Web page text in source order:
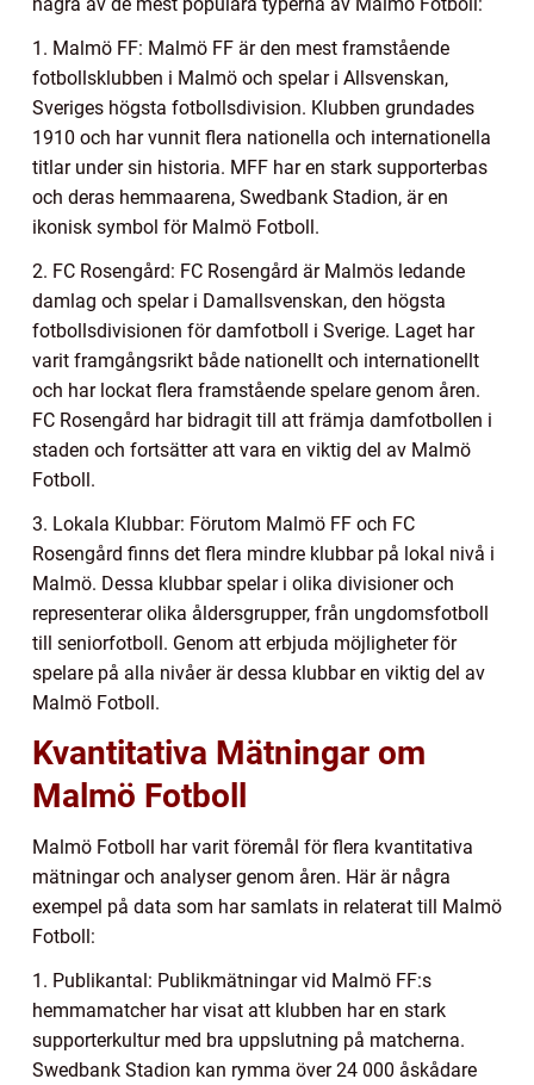
1. Malmö FF: Malmö FF är den mest framstående
fotbollsklubben i Malmö och spelar i Allsvenskan,
Sveriges högsta fotbollsdivision. Klubben grundades
1910 och har vunnit flera nationella och internationella
titlar under sin historia. MFF har en stark supporterbas
och deras hemmaarena, Swedbank Stadion, är en
ikonisk symbol för Malmö Fotboll.
2. FC Rosengård: FC Rosengård är Malmös ledande
damlag och spelar i Damallsvenskan, den högsta
fotbollsdivisionen för damfotboll i Sverige. Laget har
varit framgångsrikt både nationellt och internationellt
och har lockat flera framstående spelare genom åren.
FC Rosengård har bidragit till att främja damfotbollen i
staden och fortsätter att vara en viktig del av Malmö
Fotboll.
3. Lokala Klubbar: Förutom Malmö FF och FC
Rosengård finns det flera mindre klubbar på lokal nivå i
Malmö. Dessa klubbar spelar i olika divisioner och
representerar olika åldersgrupper, från ungdomsfotboll
till seniorfotboll. Genom att erbjuda möjligheter för
spelare på alla nivåer är dessa klubbar en viktig del av
Malmö Fotboll.
Kvantitativa Mätningar om
Malmö Fotboll
Malmö Fotboll har varit föremål för flera kvantitativa
mätningar och analyser genom åren. Här är några
exempel på data som har samlats in relaterat till Malmö
Fotboll:
1. Publikantal: Publikmätningar vid Malmö FF:s
hemmamatcher har visat att klubben har en stark
supporterkultur med bra uppslutning på matcherna.
Swedbank Stadion kan rymma över 24 000 åskådare